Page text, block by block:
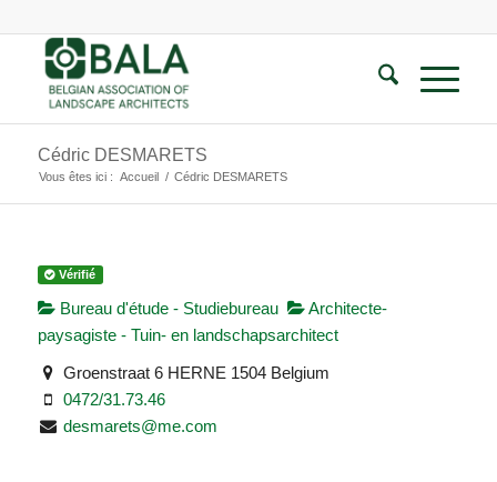
Cédric DESMARETS
Vous êtes ici : Accueil / Cédric DESMARETS
Vérifié
Bureau d'étude - Studiebureau
Architecte-
paysagiste - Tuin- en landschapsarchitect
Groenstraat 6 HERNE 1504 Belgium
0472/31.73.46
desmarets@me.com